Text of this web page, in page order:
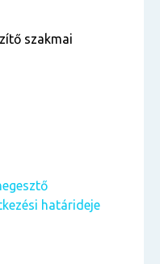
szakmai
határideje